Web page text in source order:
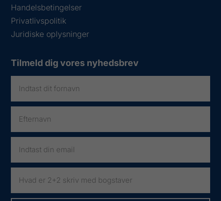
Handelsbetingelser
Privatlivspolitik
Juridiske oplysninger
Tilmeld dig vores nyhedsbrev